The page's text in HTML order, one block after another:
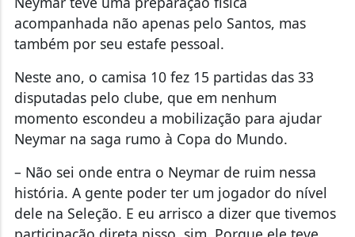
Neste ano, o camisa 10 fez 15 partidas das 33
disputadas pelo clube, que em nenhum
momento escondeu a mobilização para ajudar
Neymar na saga rumo à Copa do Mundo.
– Não sei onde entra o Neymar de ruim nessa
história. A gente poder ter um jogador do nível
dele na Seleção. E eu arrisco a dizer que tivemos
participação direta nisso, sim. Porque ele teve
prazer de jogar, de estar junto com os
companheiros, de melhorar, de ter uma
sequência de jogos. Coisa que há tempo não